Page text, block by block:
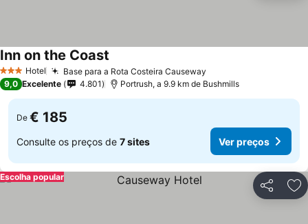
3 EstrelasHotel Base para a Rota Costeira Causeway
Inn on the Coast
9,0 Excelente 4.801 Portrush, a 9.9 km de Bushmills
De € 185
Consulte os preços de 7 sites Ver preços
Partilhar
Escolha popular